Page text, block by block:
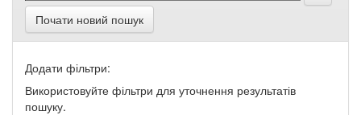
Почати новий пошук
Додати фільтри:
Використовуйте фільтри для уточнення результатів
пошуку.